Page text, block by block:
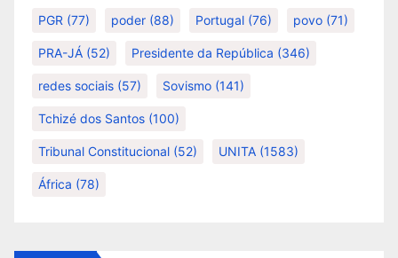
PGR (77) poder (88) Portugal (76) povo (71)
PRA-JÁ (52) Presidente da República (346)
redes sociais (57) Sovismo (141)
Tchizé dos Santos (100)
Tribunal Constitucional (52) UNITA (1583)
África (78)